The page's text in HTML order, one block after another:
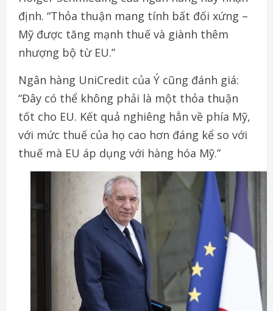
định. “Thỏa thuận mang tính bất đối xứng –
Mỹ được tăng mạnh thuế và giành thêm
nhượng bộ từ EU.”
Ngân hàng UniCredit của Ý cũng đánh giá:
“Đây có thể không phải là một thỏa thuận
tốt cho EU. Kết quả nghiêng hẳn về phía Mỹ,
với mức thuế của họ cao hơn đáng kể so với
thuế mà EU áp dụng với hàng hóa Mỹ.”